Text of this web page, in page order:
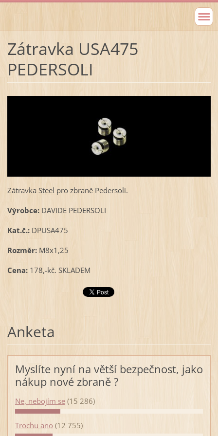
Zátravka USA475
PEDERSOLI
Zátravka Steel pro zbraně Pedersoli.
Výrobce:DAVIDE PEDERSOLI
Kat.č.:DPUSA475
Rozměr:M8x1,25
Cena: 178,-kč. SKLADEM
Anketa
Myslíte nyní na větší bezpečnost, jako
nákup nové zbraně ?
Ne, nebojím se (15 286)
Trochu ano (12 755)